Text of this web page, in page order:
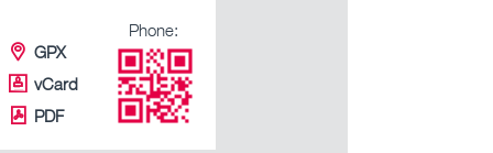
GPX
vCard
PDF
Phone: